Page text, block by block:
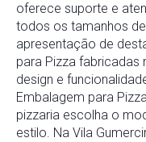
oferece suporte e
todos os tamanhos
apresentação de
para Pizza fabricadas
design e
Embalagem para
pizzaria escolha o
estilo. Na Vila